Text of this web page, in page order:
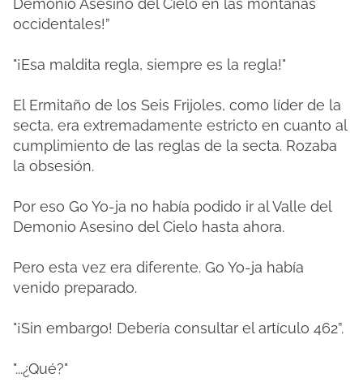
Demonio Asesino del Cielo en las montañas
occidentales!”
"¡Esa maldita regla, siempre es la regla!"
El Ermitaño de los Seis Frijoles, como líder de la
secta, era extremadamente estricto en cuanto al
cumplimiento de las reglas de la secta. Rozaba
la obsesión.
Por eso Go Yo-ja no había podido ir al Valle del
Demonio Asesino del Cielo hasta ahora.
Pero esta vez era diferente. Go Yo-ja había
venido preparado.
"¡Sin embargo! Debería consultar el artículo 462”.
"...¿Qué?"